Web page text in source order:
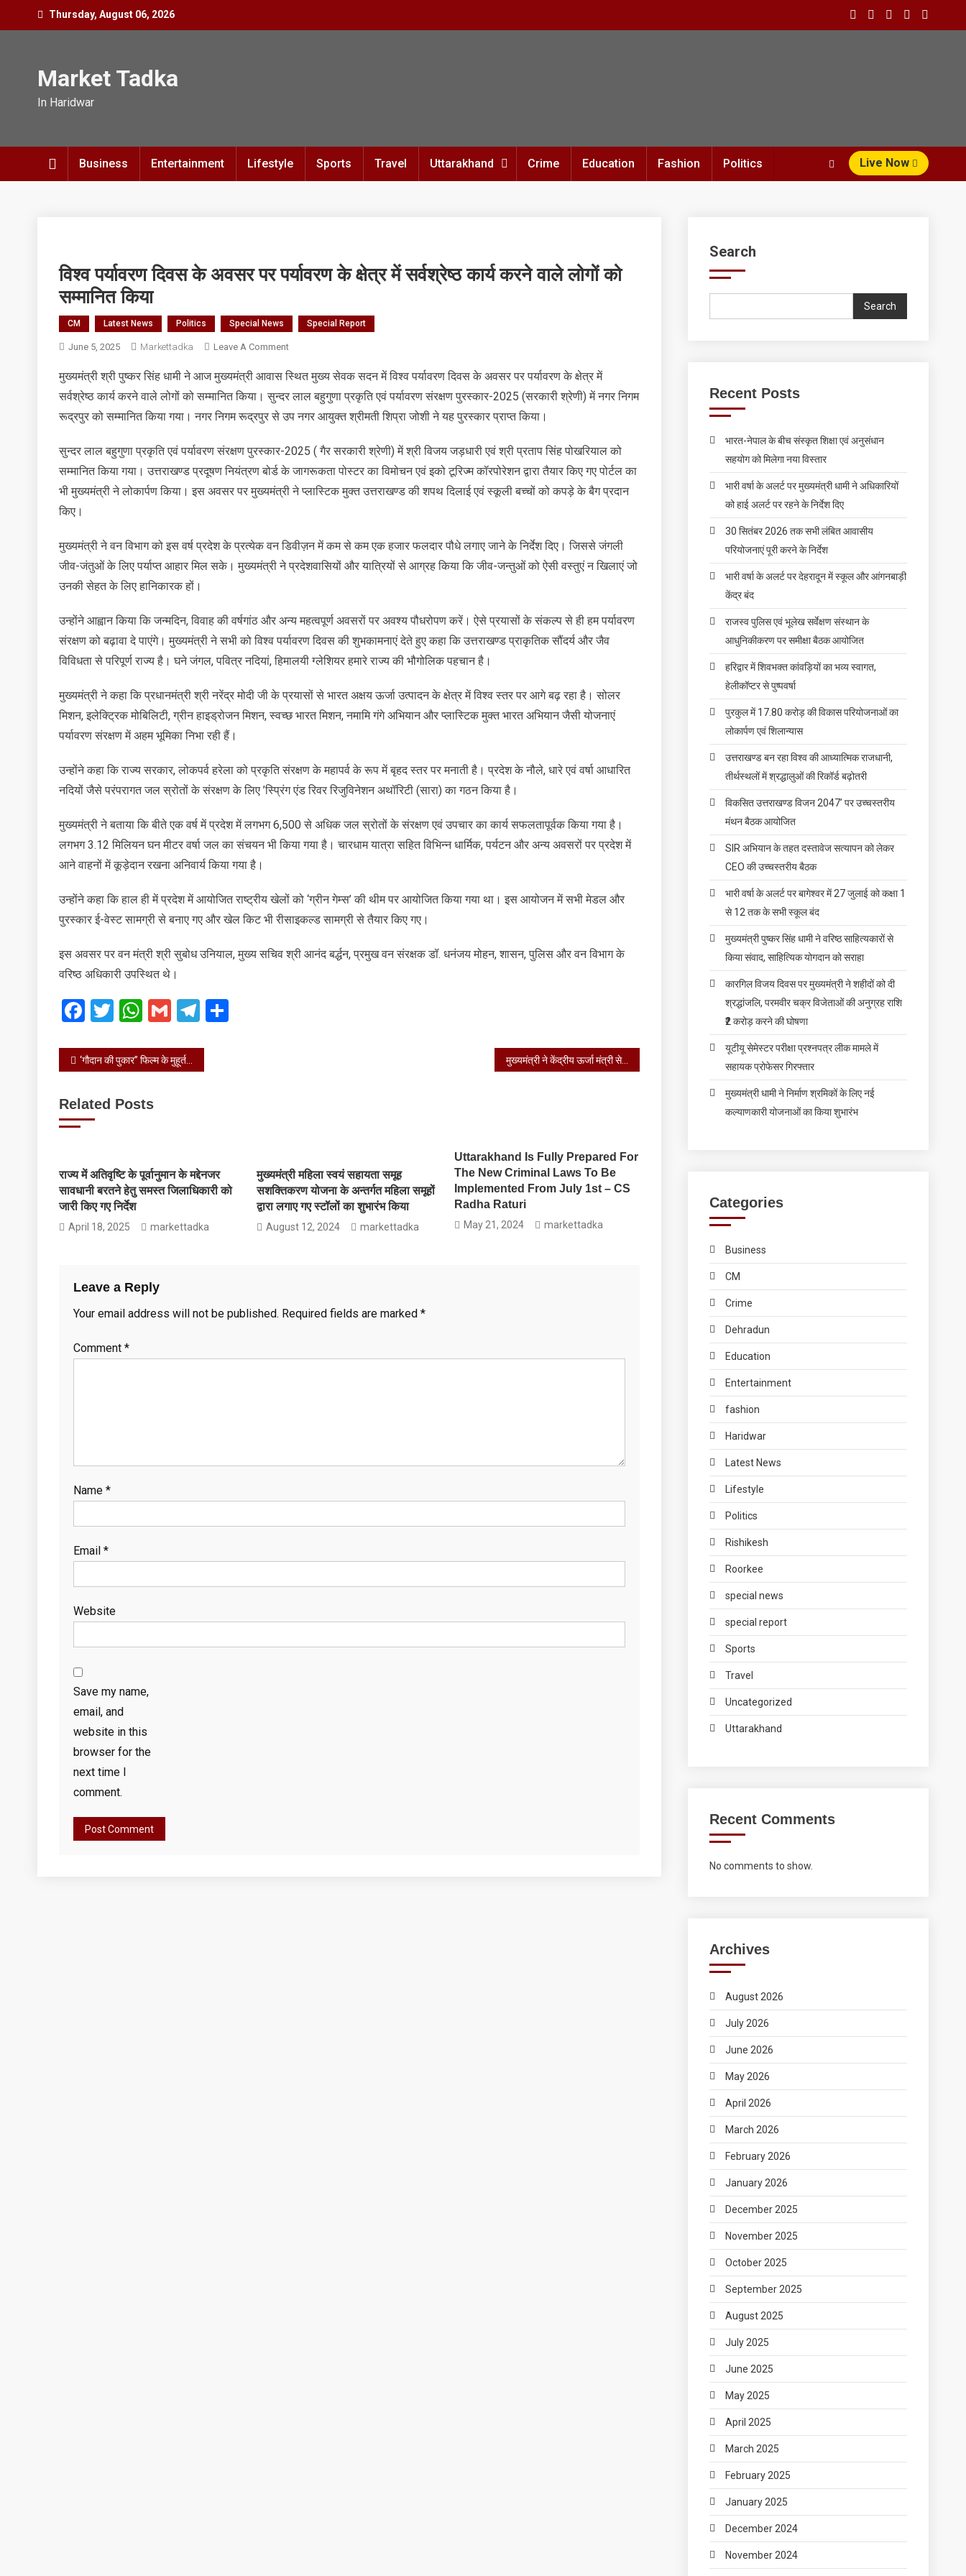
Thursday, August 06, 2026
Market Tadka
In Haridwar
Business Entertainment Lifestyle Sports Travel Uttarakhand Crime Education Fashion Politics Live Now
विश्व पर्यावरण दिवस के अवसर पर पर्यावरण के क्षेत्र में सर्वश्रेष्ठ कार्य करने वाले लोगों को
सम्मानित किया
CM Latest News Politics Special News Special Report
June 5, 2025 Markettadka Leave A CommentOn
पर्यावरण
दिवस
के
पर
क्षेत्र
कार्य
करने
सम्मानित
किया
मुख्यमंत्री श्री पुष्कर सिंह धामी ने आज मुख्यमंत्री आवास स्थित मुख्य सेवक सदन में विश्व पर्यावरण दिवस के अवसर पर पर्यावरण के क्षेत्र में
सर्वश्रेष्ठ कार्य करने वाले लोगों को सम्मानित किया। सुन्दर लाल बहुगुणा प्रकृति एवं पर्यावरण संरक्षण पुरस्कार-2025 (सरकारी श्रेणी) में नगर निगम
रूद्रपुर को सम्मानित किया गया। नगर निगम रूद्रपुर से उप नगर आयुक्त श्रीमती शिप्रा जोशी ने यह पुरस्कार प्राप्त किया।
सुन्दर लाल बहुगुणा प्रकृति एवं पर्यावरण संरक्षण पुरस्कार-2025 ( गैर सरकारी श्रेणी) में श्री विजय जड़धारी एवं श्री प्रताप सिंह पोखरियाल को
सम्मानित किया गया। उत्तराखण्ड प्रदूषण नियंत्रण बोर्ड के जागरूकता पोस्टर का विमोचन एवं इको टूरिज्म कॉरपोरेशन द्वारा तैयार किए गए पोर्टल का
भी मुख्यमंत्री ने लोकार्पण किया। इस अवसर पर मुख्यमंत्री ने प्लास्टिक मुक्त उत्तराखण्ड की शपथ दिलाई एवं स्कूली बच्चों को कपड़े के बैग प्रदान
किए।
मुख्यमंत्री ने वन विभाग को इस वर्ष प्रदेश के प्रत्येक वन डिवीज़न में कम से कम एक हजार फलदार पौधे लगाए जाने के निर्देश दिए। जिससे जंगली
जीव-जंतुओं के लिए पर्याप्त आहार मिल सके। मुख्यमंत्री ने प्रदेशवासियों और यात्रियों से आग्रह किया कि जीव-जन्तुओं को ऐसी वस्तुएं न खिलाएं जो
उनकी सेहत के लिए हानिकारक हों।
उन्होंने आह्वान किया कि जन्मदिन, विवाह की वर्षगांठ और अन्य महत्वपूर्ण अवसरों पर अवश्य पौधरोपण करें। ऐसे प्रयासों के संकल्प से ही हम पर्यावरण
संरक्षण को बढ़ावा दे पाएंगे। मुख्यमंत्री ने सभी को विश्व पर्यावरण दिवस की शुभकामनाएं देते हुए कहा कि उत्तराखण्ड प्राकृतिक सौंदर्य और जैव
विविधता से परिपूर्ण राज्य है। घने जंगल, पवित्र नदियां, हिमालयी ग्लेशियर हमारे राज्य की भौगोलिक पहचान है।
मुख्यमंत्री ने कहा कि प्रधानमंत्री श्री नरेंद्र मोदी जी के प्रयासों से भारत अक्षय ऊर्जा उत्पादन के क्षेत्र में विश्व स्तर पर आगे बढ़ रहा है। सोलर
मिशन, इलेक्ट्रिक मोबिलिटी, ग्रीन हाइड्रोजन मिशन, स्वच्छ भारत मिशन, नमामि गंगे अभियान और प्लास्टिक मुक्त भारत अभियान जैसी योजनाएं
पर्यावरण संरक्षण में अहम भूमिका निभा रही हैं।
उन्होंने कहा कि राज्य सरकार, लोकपर्व हरेला को प्रकृति संरक्षण के महापर्व के रूप में बृहद स्तर पर मनाती है। प्रदेश के नौले, धारे एवं वर्षा आधारित
नदियों जैसे परंपरागत जल स्रोतों के संरक्षण के लिए ’स्प्रिंग एंड रिवर रिजुविनेशन अथॉरिटी (सारा) का गठन किया है।
मुख्यमंत्री ने बताया कि बीते एक वर्ष में प्रदेश में लगभग 6,500 से अधिक जल स्रोतों के संरक्षण एवं उपचार का कार्य सफलतापूर्वक किया गया है।
लगभग 3.12 मिलियन घन मीटर वर्षा जल का संचयन भी किया गया है। चारधाम यात्रा सहित विभिन्न धार्मिक, पर्यटन और अन्य अवसरों पर प्रदेश में
आने वाहनों में कूड़ेदान रखना अनिवार्य किया गया है।
उन्होंने कहा कि हाल ही में प्रदेश में आयोजित राष्ट्रीय खेलों को ‘ग्रीन गेम्स’ की थीम पर आयोजित किया गया था। इस आयोजन में सभी मेडल और
पुरस्कार ई-वेस्ट सामग्री से बनाए गए और खेल किट भी रीसाइकल्ड सामग्री से तैयार किए गए।
इस अवसर पर वन मंत्री श्री सुबोध उनियाल, मुख्य सचिव श्री आनंद बर्द्धन, प्रमुख वन संरक्षक डॉ. धनंजय मोहन, शासन, पुलिस और वन विभाग के
वरिष्ठ अधिकारी उपस्थित थे।
Facebook
Twitter
WhatsApp
GmailTelegram
Post
‘गौदान की पुकार’’ फिल्म के मुहूर्त शॉट को क्लैप किया मुख्यमंत्री ने केंद्रीय ऊर्जा मंत्री से ऋषिकेश-हरिद्वार क्षेत्र में विद्युत लाइनों को भूमिगत और स्वचालित करने का अनुरोध किया
Related Posts
राज्य में अतिवृष्टि के पूर्वानुमान के मद्देनजर
सावधानी बरतने हेतु समस्त जिलाधिकारी को
जारी किए गए निर्देश
April 18, 2025 markettadka
मुख्यमंत्री महिला स्वयं सहायता समूह
सशक्तिकरण योजना के अन्तर्गत महिला समूहों
द्वारा लगाए गए स्टॉलों का शुभारंभ किया
August 12, 2024 markettadka
Uttarakhand Is Fully Prepared For
The New Criminal Laws To Be
Implemented From July 1st – CS
Radha Raturi
May 21, 2024 markettadka
Leave a Reply
Your email address will not be published. Required fields are marked *
Comment *
Name *
Email *
Website
Save my name,
email, and
website in this
browser for the
next time I
comment.
Search
Search
Recent Posts
भारत-नेपाल के बीच संस्कृत शिक्षा एवं अनुसंधान
सहयोग को मिलेगा नया विस्तार
भारी वर्षा के अलर्ट पर मुख्यमंत्री धामी ने अधिकारियों
को हाई अलर्ट पर रहने के निर्देश दिए
30 सितंबर 2026 तक सभी लंबित आवासीय
परियोजनाएं पूरी करने के निर्देश
भारी वर्षा के अलर्ट पर देहरादून में स्कूल और आंगनबाड़ी
केंद्र बंद
राजस्व पुलिस एवं भूलेख सर्वेक्षण संस्थान के
आधुनिकीकरण पर समीक्षा बैठक आयोजित
हरिद्वार में शिवभक्त कांवड़ियों का भव्य स्वागत,
हेलीकॉप्टर से पुष्पवर्षा
पुरकुल में 17.80 करोड़ की विकास परियोजनाओं का
लोकार्पण एवं शिलान्यास
उत्तराखण्ड बन रहा विश्व की आध्यात्मिक राजधानी,
तीर्थस्थलों में श्रद्धालुओं की रिकॉर्ड बढ़ोतरी
विकसित उत्तराखण्ड विजन 2047’ पर उच्चस्तरीय
मंथन बैठक आयोजित
SIR अभियान के तहत दस्तावेज सत्यापन को लेकर
CEO की उच्चस्तरीय बैठक
भारी वर्षा के अलर्ट पर बागेश्वर में 27 जुलाई को कक्षा 1
से 12 तक के सभी स्कूल बंद
मुख्यमंत्री पुष्कर सिंह धामी ने वरिष्ठ साहित्यकारों से
किया संवाद, साहित्यिक योगदान को सराहा
कारगिल विजय दिवस पर मुख्यमंत्री ने शहीदों को दी
श्रद्धांजलि, परमवीर चक्र विजेताओं की अनुग्रह राशि
₹2 करोड़ करने की घोषणा
यूटीयू सेमेस्टर परीक्षा प्रश्नपत्र लीक मामले में
सहायक प्रोफेसर गिरफ्तार
मुख्यमंत्री धामी ने निर्माण श्रमिकों के लिए नई
कल्याणकारी योजनाओं का किया शुभारंभ
Categories
Business
CM
Crime
Dehradun
Education
Entertainment
fashion
Haridwar
Latest News
Lifestyle
Politics
Rishikesh
Roorkee
special news
special report
Sports
Travel
Uncategorized
Uttarakhand
Recent Comments
No comments to show.
Archives
August 2026
July 2026
June 2026
May 2026
April 2026
March 2026
February 2026
January 2026
December 2025
November 2025
October 2025
September 2025
August 2025
July 2025
June 2025
May 2025
April 2025
March 2025
February 2025
January 2025
December 2024
November 2024